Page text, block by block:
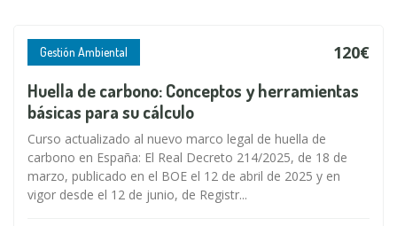
Gestión Ambiental 120€
Huella de carbono: Conceptos y herramientas
básicas para su cálculo
Curso actualizado al nuevo marco legal de huella de
carbono en España: El Real Decreto 214/2025, de 18 de
marzo, publicado en el BOE el 12 de abril de 2025 y en
vigor desde el 12 de junio, de Registr...